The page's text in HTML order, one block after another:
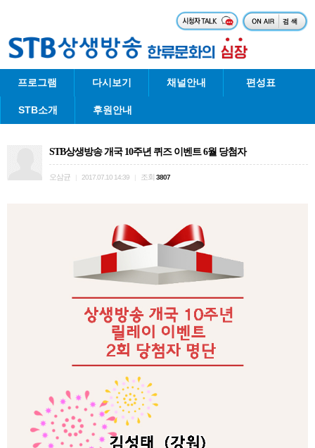
프로그램 다시보기 채널안내 편성표
STB소개 후원안내
STB상생방송 개국 10주년 퀴즈 이벤트 6월 당첨자
오삼균 2017.07.10 14:39 조회 3807